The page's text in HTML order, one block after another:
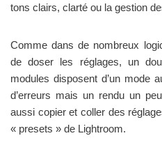
tons clairs, clarté ou la gestion
Comme dans de nombreux
de doser les réglages, un
modules disposent d’un mode
d’erreurs mais un rendu un
aussi copier et coller des
« presets » de Lightroom.